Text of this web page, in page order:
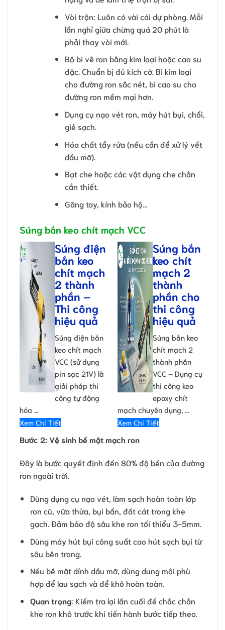
Vòi trộn: Luôn có vài cái dự phòng. Mỗi
lần nghỉ giữa chừng quá 20 phút là
phải thay vòi mới.
Bộ bi vê ron bằng kim loại hoặc cao su
đặc. Chuẩn bị đủ kích cỡ. Bi kim loại
cho đường ron sắc nét, bi cao su cho
đường ron mềm mại hơn.
Dụng cụ nạo vét ron, máy hút bụi, chổi,
giẻ sạch.
Hóa chất tẩy rửa (nếu cần để xử lý vết
dầu mỡ).
Bạt che hoặc các vật dụng che chắn
cần thiết.
Găng tay, kính bảo hộ…
Súng bắn keo chít mạch VCC
Súng điện
bắn keo
chít mạch
2 thành
phần –
Thi công
hiệu quả
Súng điện bắn
keo chít mạch
VCC (sử dụng
pin sạc 21V) là
giải pháp thi
công tự động
hóa …
Xem Chi Tiết
Súng bắn
keo chít
mạch 2
thành
phần cho
thi công
hiệu quả
Súng bắn keo
chít mạch 2
thành phần
VCC – Dụng cụ
thi công keo
epoxy chít
mạch chuyên dụng, …
Xem Chi Tiết
Bước 2: Vệ sinh bề mặt mạch ron
Đây là bước quyết định đến 80% độ bền của đường
ron ngoài trời.
Dùng dụng cụ nạo vét, làm sạch hoàn toàn lớp
ron cũ, vữa thừa, bụi bẩn, đất cát trong khe
gạch. Đảm bảo độ sâu khe ron tối thiểu 3-5mm.
Dùng máy hút bụi công suất cao hút sạch bụi từ
sâu bên trong.
Nếu bề mặt dính dầu mỡ, dùng dung môi phù
hợp để lau sạch và để khô hoàn toàn.
Quan trọng: Kiểm tra lại lần cuối để chắc chắn
khe ron khô trước khi tiến hành bước tiếp theo.